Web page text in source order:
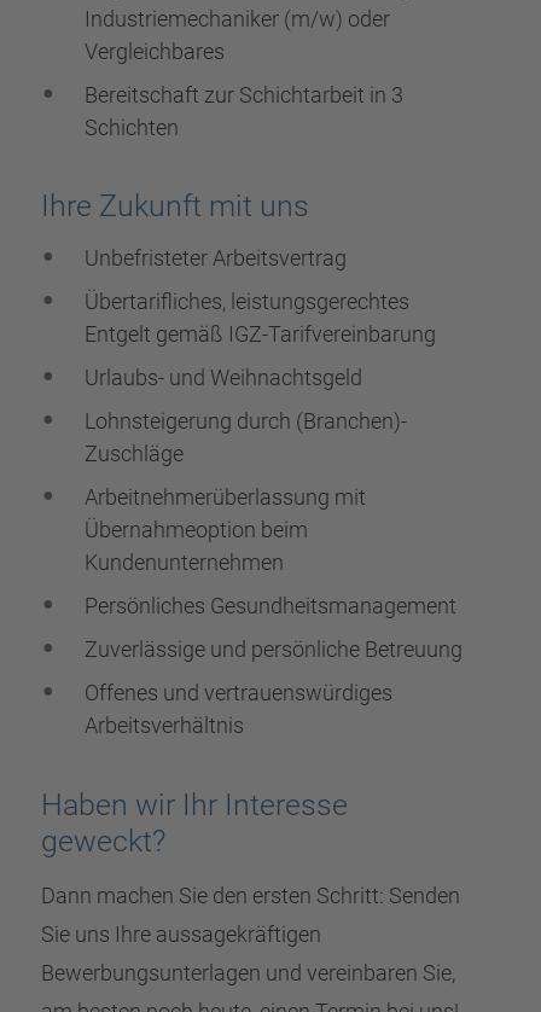
Industriemechaniker (m/w) oder
Vergleichbares
Bereitschaft zur Schichtarbeit in 3
Schichten
Ihre Zukunft mit uns
Unbefristeter Arbeitsvertrag
Übertarifliches, leistungsgerechtes
Entgelt gemäß IGZ-Tarifvereinbarung
Urlaubs- und Weihnachtsgeld
Lohnsteigerung durch (Branchen)-
Zuschläge
Arbeitnehmerüberlassung mit
Übernahmeoption beim
Kundenunternehmen
Persönliches Gesundheitsmanagement
Zuverlässige und persönliche Betreuung
Offenes und vertrauenswürdiges
Arbeitsverhältnis
Haben wir Ihr Interesse
geweckt?
Dann machen Sie den ersten Schritt: Senden
Sie uns Ihre aussagekräftigen
Bewerbungsunterlagen und vereinbaren Sie,